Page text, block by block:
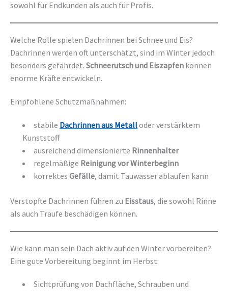
sowohl für Endkunden als auch für Profis.
Welche Rolle spielen Dachrinnen bei Schnee und Eis?
Dachrinnen werden oft unterschätzt, sind im Winter jedoch
besonders gefährdet. Schneerutsch und Eiszapfen können
enorme Kräfte entwickeln.
Empfohlene Schutzmaßnahmen:
stabile Dachrinnen aus Metalloder verstärktem
Kunststoff
ausreichend dimensionierte Rinnenhalter
regelmäßige Reinigung vor Winterbeginn
korrektes Gefälle, damit Tauwasser ablaufen kann
Verstopfte Dachrinnen führen zu Eisstaus, die sowohl Rinne
als auch Traufe beschädigen können.
Wie kann man sein Dach aktiv auf den Winter vorbereiten?
Eine gute Vorbereitung beginnt im Herbst:
Sichtprüfung von Dachfläche, Schrauben und